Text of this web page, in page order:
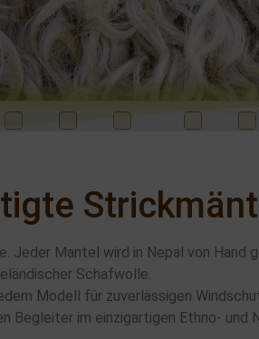
®
-
- Schuhe
Jeder Mantel wird in Nepal von
Schafwolle.
Modell für zuverlässigen
Begleiter im einzigartigen Ethno- und